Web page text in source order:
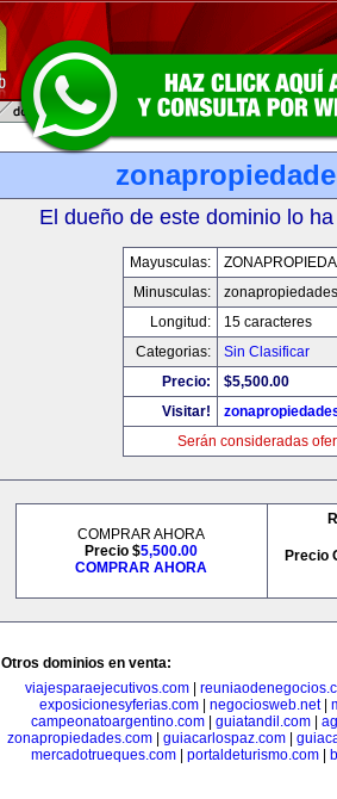
El dueño de este dominio lo
Mayusculas:
Minusculas:
Longitud:
15 caracteres
Categorias:
Sin Clasificar
Precio:
$5,500.00
Visitar!
Serán consideradas
COMPRAR AHORA
Precio $5,500.00
COMPRAR AHORA
Precio
Otros dominios en venta:
viajesparaejecutivos.com|
exposicionesyferias.com
negociosweb.net|
campeonatoargentino.com| guiatandil.com|
zonapropiedades.com
guiacarlospaz.com
mercadotrueques.com| portaldeturismo.com|